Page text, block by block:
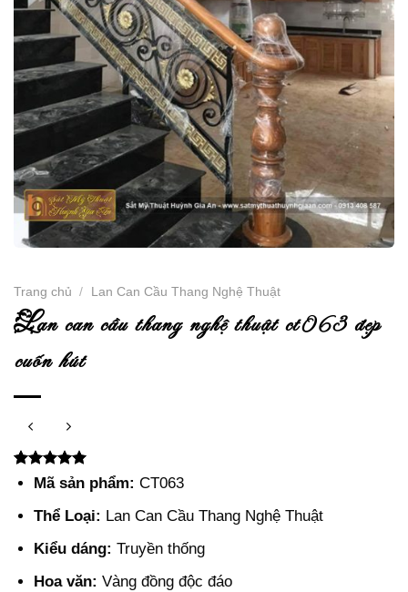
Trang chủ / Lan Can Cầu Thang Nghệ Thuật
lan can cầu thang nghệ thuật ct063 đẹp
cuốn hút
5.00trên 5
2
đánh giá
Mã sản phẩm: CT063
Thể Loại: Lan Can Cầu Thang Nghệ Thuật
Kiểu dáng: Truyền thống
Hoa văn: Vàng đồng độc đáo